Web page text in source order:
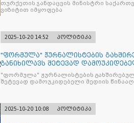
თურქეთის ჯანდაცვის მინისტრი
ვიზიტით იმყოფება
2025-10-20 14:52 პოლიტიკა
"ფორმულა" ჟურნალისტების
განიხილავს შეტევად
წინააღმდ
"ფორმულა" ჟურნალისტების გახშირებულ
შეტევად დამოუკიდებელი მედიის
2025-10-20 10:08 პოლიტიკა